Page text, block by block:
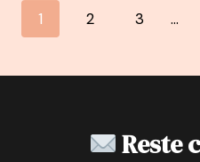
CHRISTINE
DU
TV
Navigation
1 2 3 …
Reste